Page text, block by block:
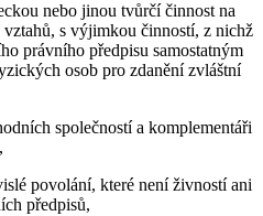
nebo jinou tvůrčí činnost na
s výjimkou činností, z nichž
právního předpisu samostatným
osob pro zdanění zvláštní
společností a komplementáři
povolání, které není živností ani
předpisů,